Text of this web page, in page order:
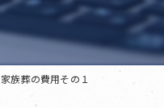
家族葬の費用その１